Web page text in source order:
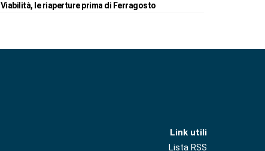
Viabilità, le riaperture prima di Ferragosto
Link utili
Lista RSS